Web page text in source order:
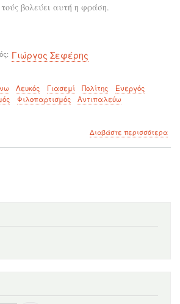
βολεύει αυτή η φράση.
Γιώργος Σεφέρης
Λευκός Γιασεμί Πολίτης
Ενεργός
Φιλοπαρτισμός
Αντιπαλεύω
Διαβάστε περισσότεραγια